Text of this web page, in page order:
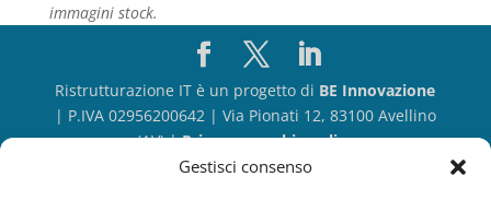
Gestisci consenso
immagini stock.
Ristrutturazione IT è un progetto di BE Innovazione
| P.IVA 02956200642 | Via Pionati 12, 83100 Avellino
(AV) |Privacy e cookie policy